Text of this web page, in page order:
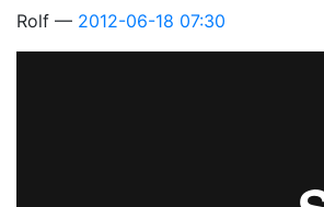
Rolf 2012-06-18 07:30